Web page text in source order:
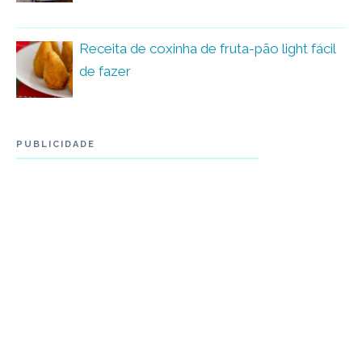
Receita de coxinha de fruta-pão light fácil
de fazer
PUBLICIDADE